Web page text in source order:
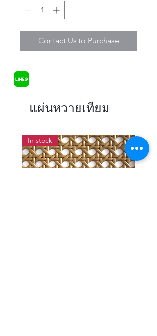
Contact Us to Purchase
แผ่นหวายเทียม
In stock